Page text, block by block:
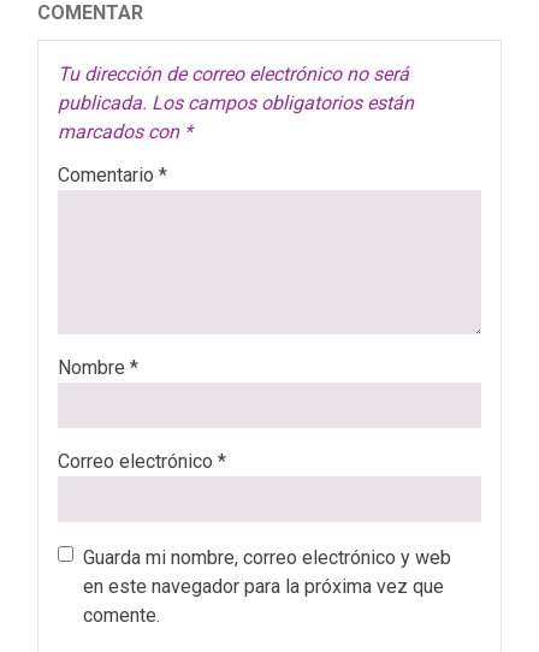
COMENTAR
Tu dirección de correo electrónico no será
publicada. Los campos obligatorios están
marcados con *
Comentario *
Nombre *
Correo electrónico *
Guarda mi nombre, correo electrónico y web
en este navegador para la próxima vez que
comente.